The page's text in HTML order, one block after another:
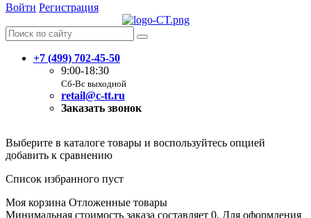
Войти Регистрация
+7 (499) 702-45-50
9:00-18:30
Сб-Вс выходной
retail@c-tt.ru
Заказать звонок
Выберите в каталоге товары и воспользуйтесь опцией
добавить к сравнению
Список избранного пуст
Моя корзина Отложенные товары
Минимальная стоимость заказа составляет 0. Для оформления